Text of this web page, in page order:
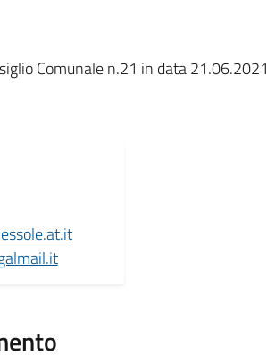
Comunale n.21 in data 21.06.2021